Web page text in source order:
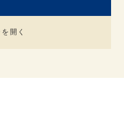
開く